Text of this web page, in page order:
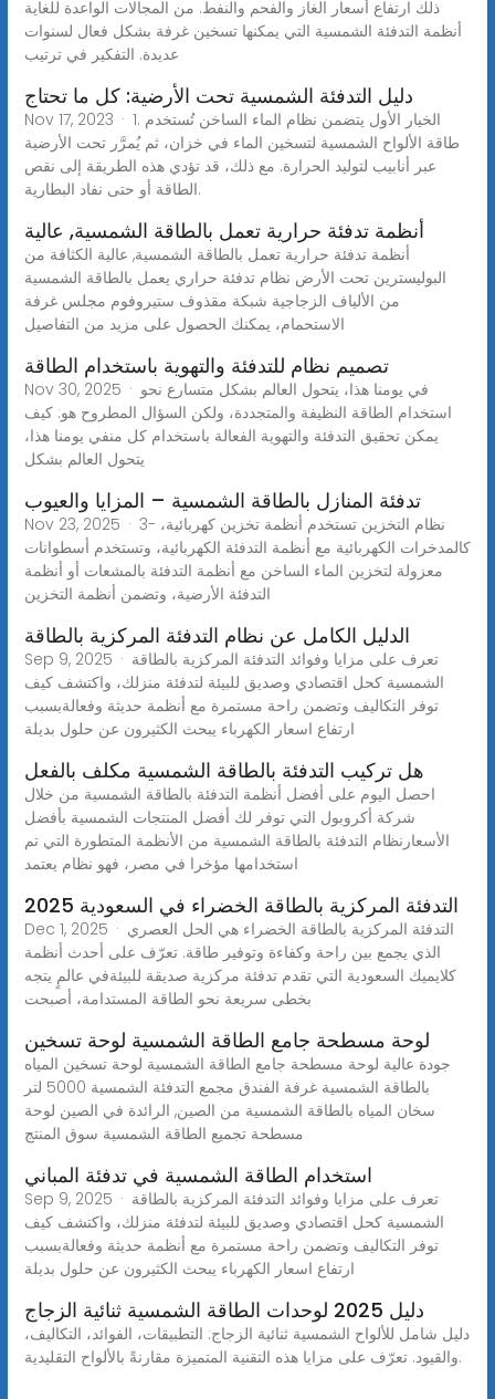
ذلك ارتفاع أسعار الغاز والفحم والنفط. من المجالات الواعدة للغاية
أنظمة التدفئة الشمسية التي يمكنها تسخين غرفة بشكل فعال لسنوات
عديدة. التفكير في ترتيب
دليل التدفئة الشمسية تحت الأرضية: كل ما تحتاج
Nov 17, 2023 · 1. الخيار الأول يتضمن نظام الماء الساخن تُستخدم
طاقة الألواح الشمسية لتسخين الماء في خزان، ثم يُمرَّر تحت الأرضية
عبر أنابيب لتوليد الحرارة. مع ذلك، قد تؤدي هذه الطريقة إلى نقص
الطاقة أو حتى نفاد البطارية.
أنظمة تدفئة حرارية تعمل بالطاقة الشمسية, عالية
أنظمة تدفئة حرارية تعمل بالطاقة الشمسية, عالية الكثافة من
البوليسترين تحت الأرض نظام تدفئة حراري يعمل بالطاقة الشمسية
من الألياف الزجاجية شبكة مقذوف ستيروفوم مجلس غرفة
الاستحمام، يمكنك الحصول على مزيد من التفاصيل
تصميم نظام للتدفئة والتهوية باستخدام الطاقة
Nov 30, 2025 · في يومنا هذا، يتحول العالم بشكل متسارع نحو
استخدام الطاقة النظيفة والمتجددة، ولكن السؤال المطروح هو: كيف
يمكن تحقيق التدفئة والتهوية الفعالة باستخدام كل منفي يومنا هذا،
يتحول العالم بشكل
تدفئة المنازل بالطاقة الشمسية – المزايا والعيوب
Nov 23, 2025 · 3- نظام التخزين تستخدم أنظمة تخزين كهربائية،
كالمدخرات الكهربائية مع أنظمة التدفئة الكهربائية، وتستخدم أسطوانات
معزولة لتخزين الماء الساخن مع أنظمة التدفئة بالمشعات أو أنظمة
التدفئة الأرضية، وتضمن أنظمة التخزين
الدليل الكامل عن نظام التدفئة المركزية بالطاقة
Sep 9, 2025 · تعرف على مزايا وفوائد التدفئة المركزية بالطاقة
الشمسية كحل اقتصادي وصديق للبيئة لتدفئة منزلك، واكتشف كيف
توفر التكاليف وتضمن راحة مستمرة مع أنظمة حديثة وفعالةبسبب
ارتفاع اسعار الكهرباء يبحث الكثيرون عن حلول بديلة
هل تركيب التدفئة بالطاقة الشمسية مكلف بالفعل
احصل اليوم على أفضل أنظمة التدفئة بالطاقة الشمسية من خلال
شركة أكروبول التي توفر لك أفضل المنتجات الشمسية بأفضل
الأسعارنظام التدفئة بالطاقة الشمسية من الأنظمة المتطورة التي تم
استخدامها مؤخرا في مصر، فهو نظام يعتمد
التدفئة المركزية بالطاقة الخضراء في السعودية 2025
Dec 1, 2025 · التدفئة المركزية بالطاقة الخضراء هي الحل العصري
الذي يجمع بين راحة وكفاءة وتوفير طاقة. تعرّف على أحدث أنظمة
كلايميك السعودية التي تقدم تدفئة مركزية صديقة للبيئةفي عالمٍ يتجه
بخطى سريعة نحو الطاقة المستدامة، أصبحت
لوحة مسطحة جامع الطاقة الشمسية لوحة تسخين
جودة عالية لوحة مسطحة جامع الطاقة الشمسية لوحة تسخين المياه
بالطاقة الشمسية غرفة الفندق مجمع التدفئة الشمسية 5000 لتر
سخان المياه بالطاقة الشمسية من الصين, الرائدة في الصين لوحة
مسطحة تجميع الطاقة الشمسية سوق المنتج
استخدام الطاقة الشمسية في تدفئة المباني
Sep 9, 2025 · تعرف على مزايا وفوائد التدفئة المركزية بالطاقة
الشمسية كحل اقتصادي وصديق للبيئة لتدفئة منزلك، واكتشف كيف
توفر التكاليف وتضمن راحة مستمرة مع أنظمة حديثة وفعالةبسبب
ارتفاع اسعار الكهرباء يبحث الكثيرون عن حلول بديلة
دليل 2025 لوحدات الطاقة الشمسية ثنائية الزجاج
دليل شامل للألواح الشمسية ثنائية الزجاج: التطبيقات، الفوائد، التكاليف،
والقيود. تعرّف على مزايا هذه التقنية المتميزة مقارنةً بالألواح التقليدية.